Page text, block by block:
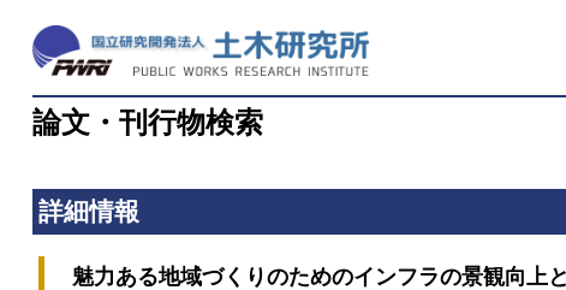
論文・刊行物検索
詳細情報
魅力ある地域づくりのためのインフラの景観向上